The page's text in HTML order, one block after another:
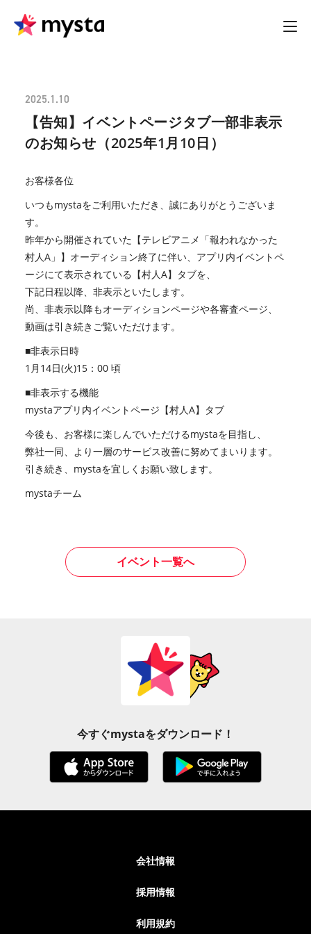
2025.1.10
【告知】イベントページタブ一部非表示
のお知らせ（2025年1月10日）
お客様各位
いつもmystaをご利用いただき、誠にありがとうございま
す。
昨年から開催されていた【テレビアニメ「報われなかった
村人A」】オーディション終了に伴い、アプリ内イベントペ
ージにて表示されている【村人A】タブを、
下記日程以降、非表示といたします。
尚、非表示以降もオーディションページや各審査ページ、
動画は引き続きご覧いただけます。
■非表示日時
1月14日(火)15：00 頃
■非表示する機能
mystaアプリ内イベントページ【村人A】タブ
今後も、お客様に楽しんでいただけるmystaを目指し、
弊社一同、より一層のサービス改善に努めてまいります。
引き続き、mystaを宜しくお願い致します。
mystaチーム
イベント一覧へ
今すぐmystaをダウンロード！
会社情報
採用情報
利用規約